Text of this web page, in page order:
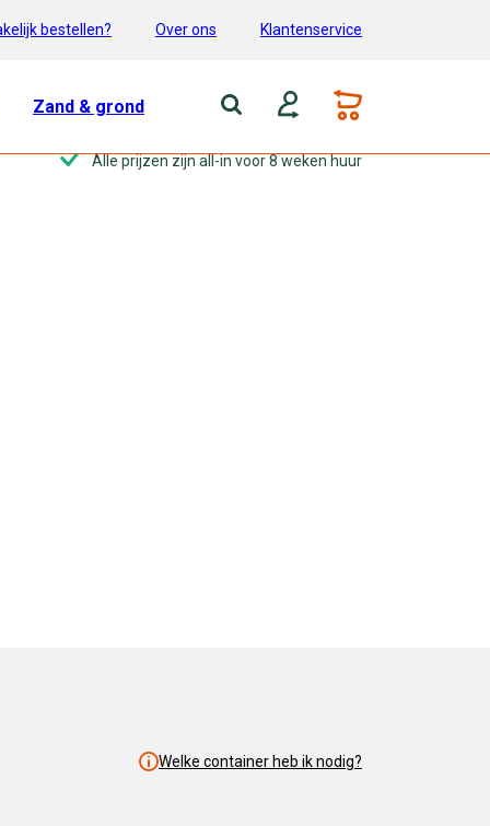
bestellen? Over ons Klantenservice
Zand & grond
Alle prijzen zijn all-in voor 8 weken huur
Welke container heb ik nodig?